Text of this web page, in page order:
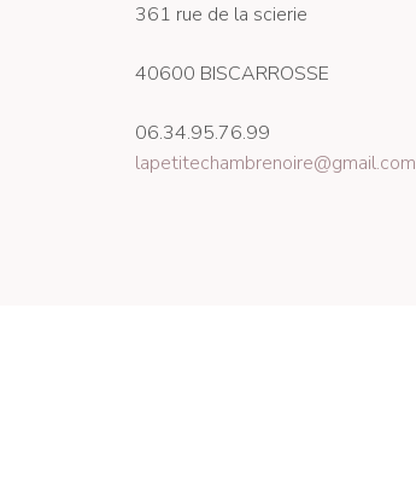
361 rue de la scierie
40600 BISCARROSSE
06.34.95.76.99
lapetitechambrenoire@gmail.com